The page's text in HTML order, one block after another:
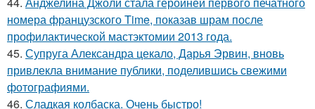
номера французского Time, показав шрам после
профилактической мастэктомии 2013 года.
45. Супруга Александра цекало, Дарья Эрвин, вновь
привлекла внимание публики, поделившись свежими
фотографиями.
46. Сладкая колбаска. Очень быстро!